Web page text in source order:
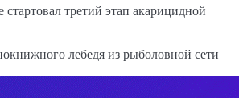
третий этап акарицидной
лебедя из рыболовной сети